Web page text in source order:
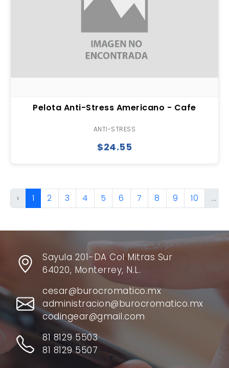
Pelota Anti-Stress Americano - Cafe
ANTI-STRESS
$24.55
‹ 1 2 3 4 5 6 7 8 9 10 ...
Sayula 201-DA Col Mitras Sur
64020, Monterrey, N.L.
cesar@burocromatico.mx
administracion@burocromatico.mx
codingear@gmail.com
81 8129 5503
81 8129 5507